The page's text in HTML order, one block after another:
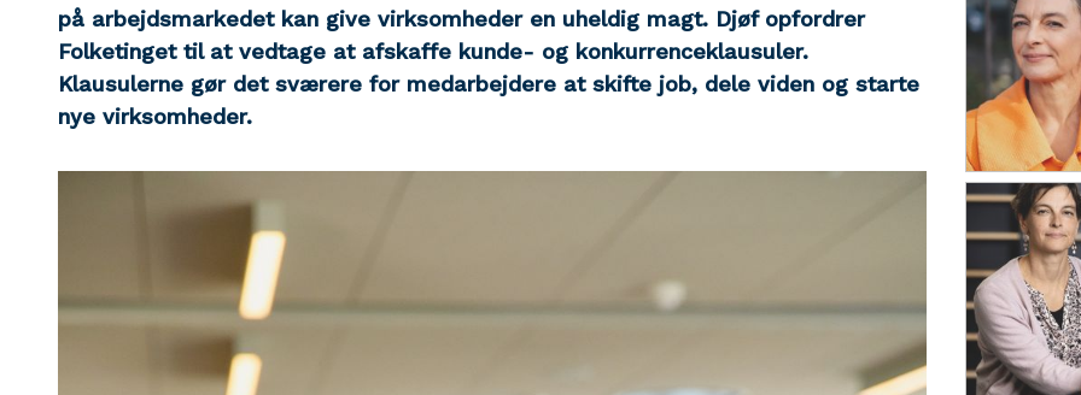
på arbejdsmarkedet kan give virksomheder en uheldig magt. Djøf opfordrer
Folketinget til at vedtage at afskaffe kunde- og konkurrenceklausuler.
Klausulerne gør det sværere for medarbejdere at skifte job, dele viden og starte
nye virksomheder.